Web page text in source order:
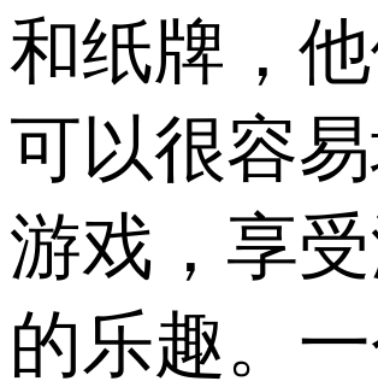
和纸牌，
可以很容
游戏，享
的乐趣。